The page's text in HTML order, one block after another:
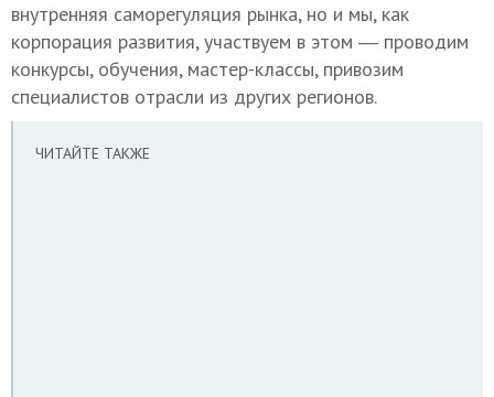
внутренняя саморегуляция рынка, но и мы, как
корпорация развития, участвуем в этом ― проводим
конкурсы, обучения, мастер-классы, привозим
специалистов отрасли из других регионов.
ЧИТАЙТЕ ТАКЖЕ